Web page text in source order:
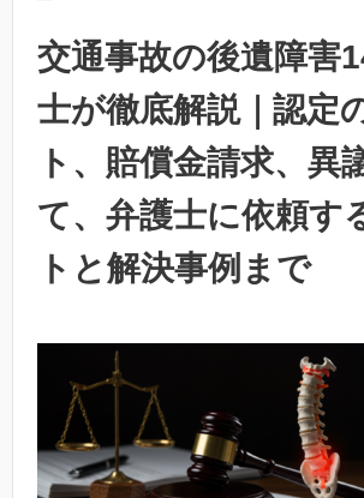
交通事故の後遺障害
士が徹底解説｜認定
ト、賠償金請求、異
て、弁護士に依頼す
トと解決事例まで